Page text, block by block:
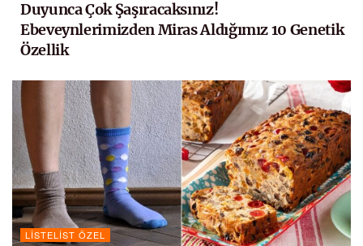
Duyunca Çok Şaşıracaksınız!
Ebeveynlerimizden Miras Aldığımız 10 Genetik
Özellik
LISTELIST ÖZEL